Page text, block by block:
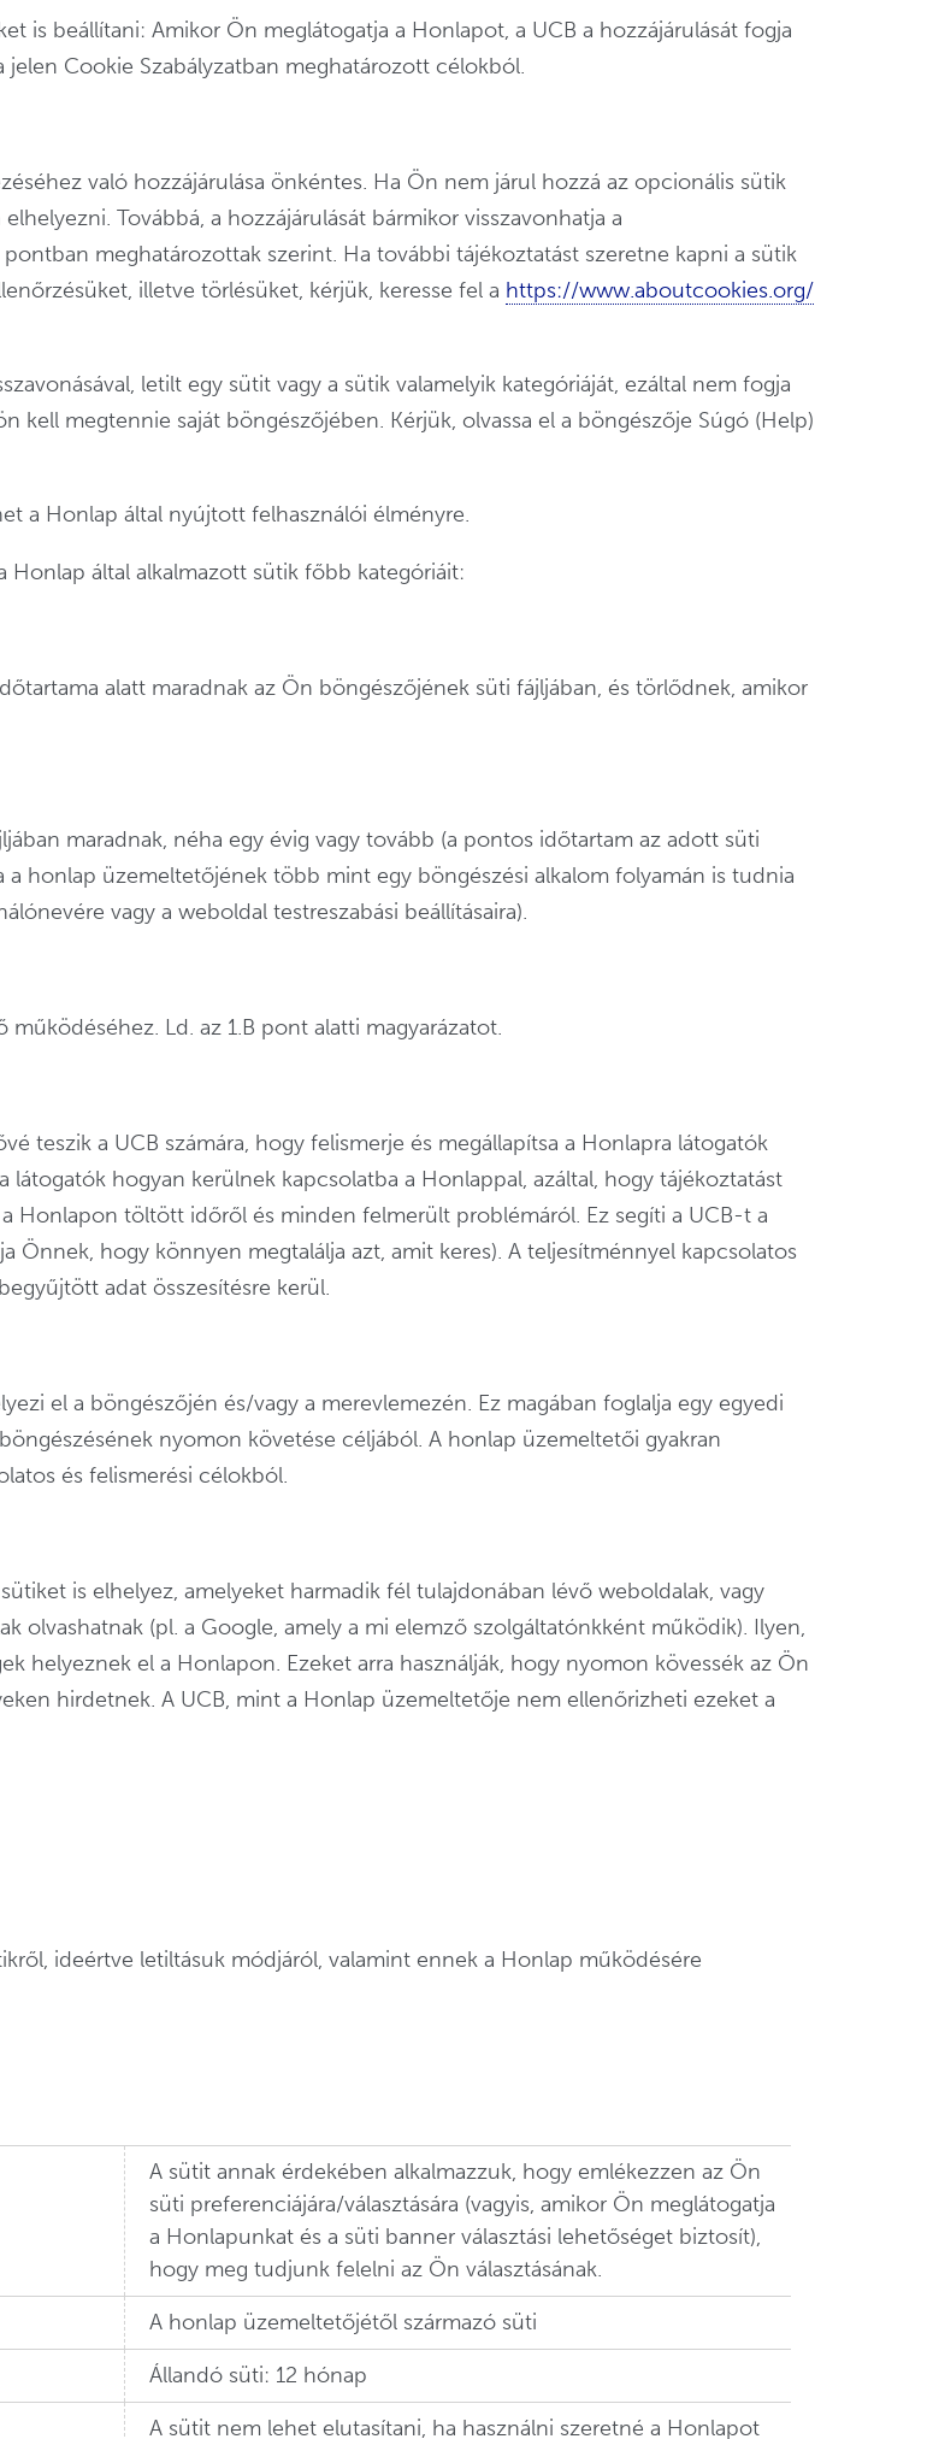
is beállítani: Amikor Ön meglátogatja a Honlapot, a UCB a hozzájárulását fogja
Cookie Szabályzatban meghatározott célokból.
való hozzájárulása önkéntes. Ha Ön nem járul hozzá az opcionális sütik
Továbbá, a hozzájárulását bármikor visszavonhatja a
meghatározottak szerint. Ha további tájékoztatást szeretne kapni a sütik
illetve törlésüket, kérjük, keresse fel a https://www.aboutcookies.org/
letilt egy sütit vagy a sütik valamelyik kategóriáját, ezáltal nem fogja
megtennie saját böngészőjében. Kérjük, olvassa el a böngészője Súgó (Help)
a Honlap által nyújtott felhasználói élményre.
Honlap által alkalmazott sütik főbb kategóriáit:
alatt maradnak az Ön böngészőjének süti fájljában, és törlődnek, amikor
maradnak, néha egy évig vagy tovább (a pontos időtartam az adott süti
a honlap üzemeltetőjének több mint egy böngészési alkalom folyamán is tudnia
vagy a weboldal testreszabási beállításaira).
Ld. az 1.B pont alatti magyarázatot.
teszik a UCB számára, hogy felismerje és megállapítsa a Honlapra látogatók
hogyan kerülnek kapcsolatba a Honlappal, azáltal, hogy tájékoztatást
töltött időről és minden felmerült problémáról. Ez segíti a UCB-t a
Önnek, hogy könnyen megtalálja azt, amit keres). A teljesítménnyel kapcsolatos
adat összesítésre kerül.
el a böngészőjén és/vagy a merevlemezén. Ez magában foglalja egy egyedi
nyomon követése céljából. A honlap üzemeltetői gyakran
és felismerési célokból.
is elhelyez, amelyeket harmadik fél tulajdonában lévő weboldalak, vagy
olvashatnak (pl. a Google, amely a mi elemző szolgáltatónkként működik). Ilyen,
helyeznek el a Honlapon. Ezeket arra használják, hogy nyomon kövessék az Ön
hirdetnek. A UCB, mint a Honlap üzemeltetője nem ellenőrizheti ezeket a
ideértve letiltásuk módjáról, valamint ennek a Honlap működésére
A sütit annak érdekében alkalmazzuk, hogy emlékezzen az Ön
süti preferenciájára/választására (vagyis, amikor Ön meglátogatja
a Honlapunkat és a süti banner választási lehetőséget biztosít),
hogy meg tudjunk felelni az Ön választásának.
A honlap üzemeltetőjétől származó süti
Állandó süti: 12 hónap
A sütit nem lehet elutasítani, ha használni szeretné a Honlapot